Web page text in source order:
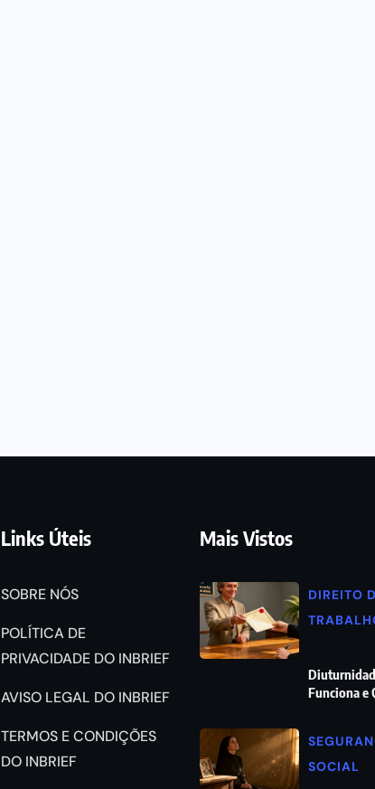
Links Úteis
SOBRE NÓS
POLÍTICA DE
PRIVACIDADE DO INBRIEF
AVISO LEGAL DO INBRIEF
TERMOS E CONDIÇÕES
DO INBRIEF
Mais Vistos
DIREITO
Funciona e
SOCIAL